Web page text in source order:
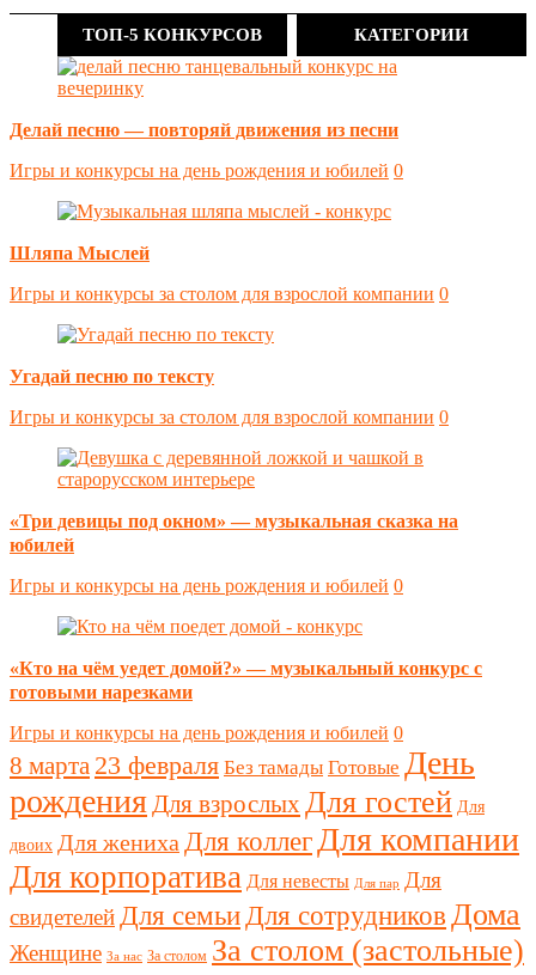
ТОП-5 КОНКУРСОВ КАТЕГОРИИ
Делай песню — повторяй движения из песни
Игры и конкурсы на день рождения и юбилей 0
Шляпа Мыслей
Игры и конкурсы за столом для взрослой компании 0
Угадай песню по тексту
Игры и конкурсы за столом для взрослой компании 0
«Три девицы под окном» — музыкальная сказка на
юбилей
Игры и конкурсы на день рождения и юбилей 0
«Кто на чём уедет домой?» — музыкальный конкурс с
готовыми нарезками
Игры и конкурсы на день рождения и юбилей 0
8 марта 23 февраля Без тамады Готовые День
рожденияДля взрослыхДля гостей Для
двоих Для жениха Для коллег Для компании
Для корпоратива Для невесты Для пар
Для
свидетелейДля семьиДля сотрудников Дома
Женщине За нас За столом За столом (застольные)